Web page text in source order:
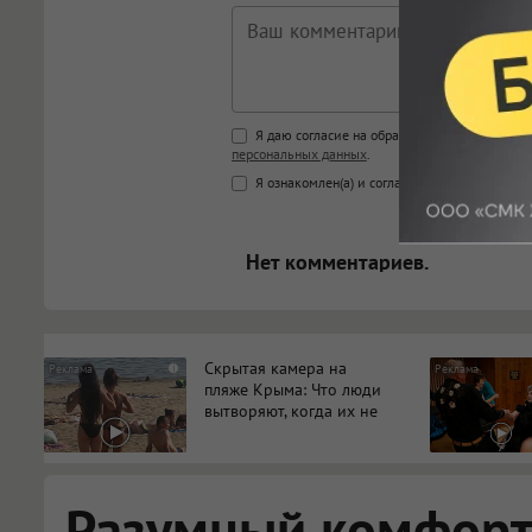
Поддержка HTML
<b>, <strong>, <u>, <i>, <em>,
<blockquote>, <code>
[img]адрес[/img] будет
Я даю согласие на обработку моих
персональных данных.
Я ознакомлен(а) и согласен(а) с
Нет комментариев.
i
Скрытая камера на
пляже Крыма: Что люди
вытворяют, когда их не